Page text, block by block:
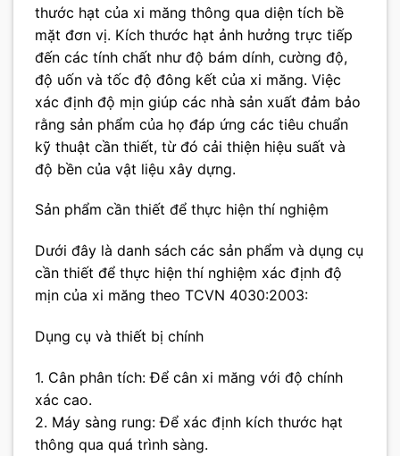
thước hạt của xi măng thông qua diện tích bề
mặt đơn vị. Kích thước hạt ảnh hưởng trực tiếp
đến các tính chất như độ bám dính, cường độ,
độ uốn và tốc độ đông kết của xi măng. Việc
xác định độ mịn giúp các nhà sản xuất đảm bảo
rằng sản phẩm của họ đáp ứng các tiêu chuẩn
kỹ thuật cần thiết, từ đó cải thiện hiệu suất và
độ bền của vật liệu xây dựng.
Sản phẩm cần thiết để thực hiện thí nghiệm
Dưới đây là danh sách các sản phẩm và dụng cụ
cần thiết để thực hiện thí nghiệm xác định độ
mịn của xi măng theo TCVN 4030:2003:
Dụng cụ và thiết bị chính
1. Cân phân tích: Để cân xi măng với độ chính
xác cao.
2. Máy sàng rung: Để xác định kích thước hạt
thông qua quá trình sàng.